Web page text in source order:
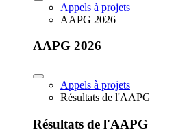
Appels à projets
AAPG 2026
AAPG 2026
Appels à projets
Résultats de l'AAPG
Résultats de l'AAPG